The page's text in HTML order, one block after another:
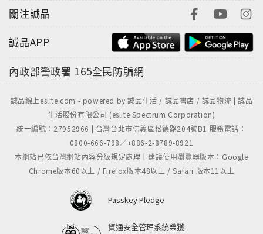
關注誠品
誠品APP
內政部警政署 165全民防騙網
誠品線上eslite.com - powered by 誠品生活 / 誠品書店 / 誠品物流 | 誠品
生活股份有限公司 (eslite Spectrum Corporation)
統一編號：27952966 | 台灣台北市信義區松德路204號B1 服務電話：
0800-666-798／+886-2-8789-8921
本網站已依台灣網站內容分級規定處理｜建議使用瀏覽器版本：Google
Chrome版本60以上 / Firefox版本48以上 / Safari 版本11以上
Passkey Pledge
資通安全管理系統榮獲